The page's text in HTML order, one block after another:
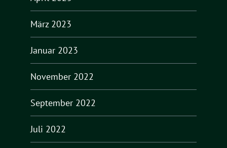
März 2023
Januar 2023
November 2022
September 2022
Juli 2022